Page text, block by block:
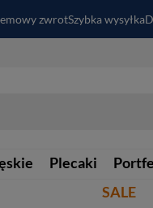
zwrotSzybka wysyłka
Plecaki
SALE